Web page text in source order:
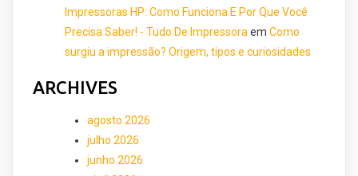
Impressoras HP: Como Funciona E Por Que Você
Precisa Saber! - Tudo De Impressora em Como
surgiu a impressão? Origem, tipos e curiosidades
ARCHIVES
agosto 2026
julho 2026
junho 2026